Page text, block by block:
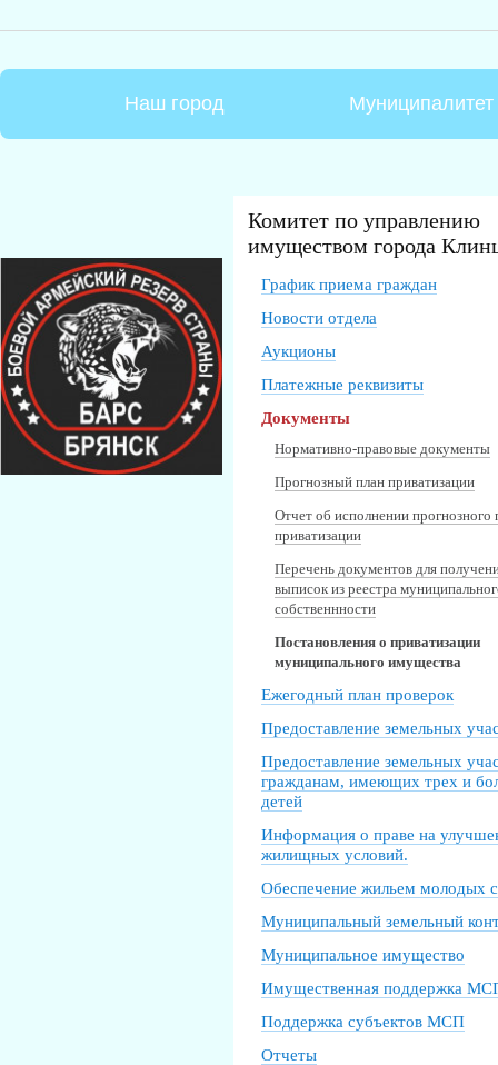
Наш город Муниципалитет
Комитет по управлению
имуществом города
График приема граждан
Новости отдела
Аукционы
Платежные реквизиты
Документы
Нормативно-правовые документы
Прогнозный план приватизации
Отчет об исполнении прогнозного
приватизации
Перечень документов для
выписок из реестра
собственнности
Постановления о приватизации
муниципального имущества
Ежегодный план проверок
Предоставление земельных
Предоставление земельных
гражданам, имеющих трех и
детей
Информация о праве на
жилищных условий.
Обеспечение жильем молодых
Муниципальный земельный
Муниципальное имущество
Имущественная поддержка
Поддержка субъектов МСП
Отчеты